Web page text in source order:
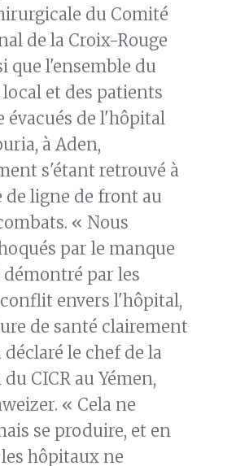
du Comité
de la Croix-Rouge
que l'ensemble du
et des patients
évacués de l'hôpital
à Aden,
s'étant retrouvé à
de ligne de front au
« Nous
par le manque
démontré par les
envers l'hôpital,
de santé clairement
déclaré le chef de la
CICR au Yémen,
« Cela ne
se produire, et en
hôpitaux ne